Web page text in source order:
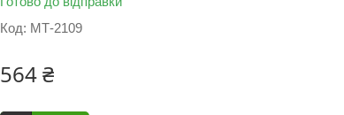
Код: МТ-2109
564 ₴